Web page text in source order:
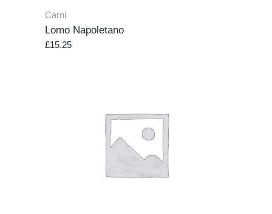
Carni
Lomo Napoletano
£15.25